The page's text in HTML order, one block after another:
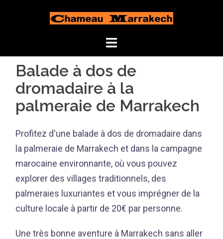
Balade à dos de
dromadaire à la
palmeraie de Marrakech
Profitez d'une balade à dos de dromadaire dans
la palmeraie de Marrakech et dans la campagne
marocaine environnante, où vous pouvez
explorer des villages traditionnels, des
palmeraies luxuriantes et vous imprégner de la
culture locale à partir de 20€ par personne.
Une très bonne aventure à Marrakech sans aller